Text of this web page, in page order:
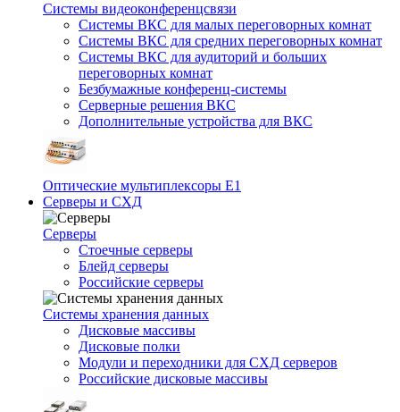
Системы видеоконференцсвязи
Системы ВКС для малых переговорных комнат
Системы ВКС для средних переговорных комнат
Системы ВКС для аудиторий и больших
переговорных комнат
Безбумажные конференц-системы
Серверные решения ВКС
Дополнительные устройства для ВКС
Оптические мультиплексоры Е1
Серверы и СХД
Серверы
Стоечные серверы
Блейд серверы
Российские серверы
Системы хранения данных
Дисковые массивы
Дисковые полки
Модули и переходники для СХД серверов
Российские дисковые массивы